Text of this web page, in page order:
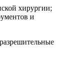
хирургии;
и